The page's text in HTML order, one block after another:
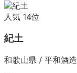
人気 14位
紀土
和歌山県 / 平和酒造